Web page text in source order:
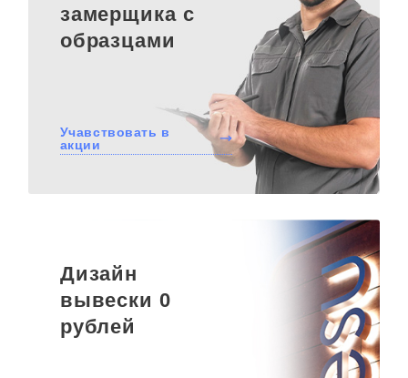
замерщика с
образцами
Учавствовать в
акции
Дизайн
вывески 0
рублей